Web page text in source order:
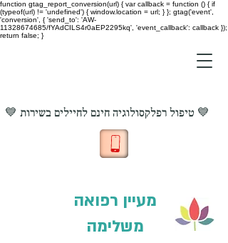
function gtag_report_conversion(url) { var callback = function () { if
(typeof(url) != 'undefined') { window.location = url; } }; gtag('event',
'conversion', { 'send_to': 'AW-
11328674685/fYAdCILS4r0aEP2295kq', 'event_callback': callback });
return false; }
💙 טיפול רפלקסולוגיה חינם לחיילים בשירות 💙
מעיין רפואה
משלימה